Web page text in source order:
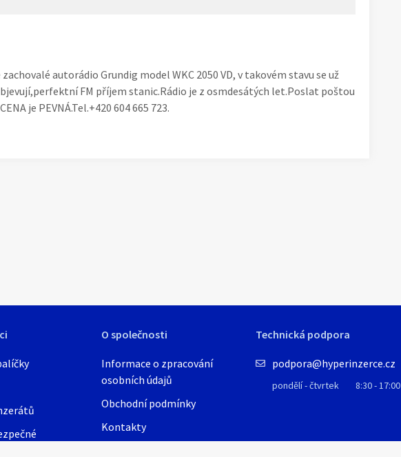
autorádio Grundig model WKC 2050 VD, v takovém stavu se už
FM příjem stanic.Rádio je z osmdesátých let.Poslat poštou
je PEVNÁ.Tel.+420 604 665 723.
O společnosti
Informace o zpracování
osobních údajů
Obchodní podmínky
Kontakty
Technická podpora
podpora@hyperinzerce.cz
pondělí - čtvrtek 8:30 - 17:00